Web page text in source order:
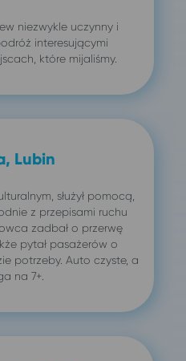
niezwykle uczynny i
interesującymi
które mijaliśmy.
Lubin
służył pomocą,
z przepisami ruchu
zadbał o przerwę
pytał pasażerów o
potrzeby. Auto czyste, a
na 7+.